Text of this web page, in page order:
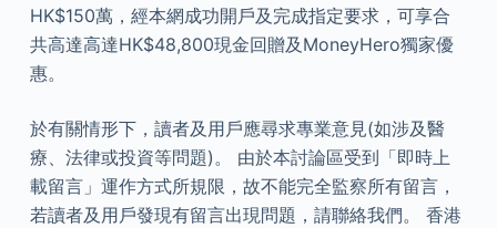
HK$150萬，經本網成功開戶及完成指定要求，可享合
共高達高達HK$48,800現金回贈及MoneyHero獨家優
惠。
於有關情形下，讀者及用戶應尋求專業意見(如涉及醫
療、法律或投資等問題)。 由於本討論區受到「即時上
載留言」運作方式所規限，故不能完全監察所有留言，
若讀者及用戶發現有留言出現問題，請聯絡我們。 香港